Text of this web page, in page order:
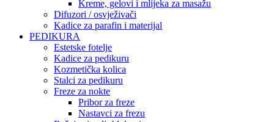
Kreme, gelovi i mlijeka za masažu
Difuzori / osvježivači
Kadice za parafin i materijal
PEDIKURA
Estetske fotelje
Kadice za pedikuru
Kozmetička kolica
Stalci za pedikuru
Freze za nokte
Pribor za freze
Nastavci za frezu